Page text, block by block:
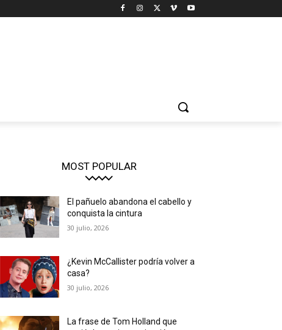
MOST POPULAR
El pañuelo abandona el cabello y
conquista la cintura
30 julio, 2026
¿Kevin McCallister podría volver a
casa?
30 julio, 2026
La frase de Tom Holland que